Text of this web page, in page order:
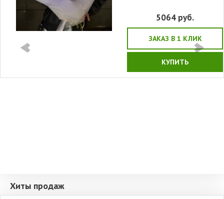
5064 руб.
ЗАКАЗ В 1 КЛИК
КУПИТЬ
Хиты продаж